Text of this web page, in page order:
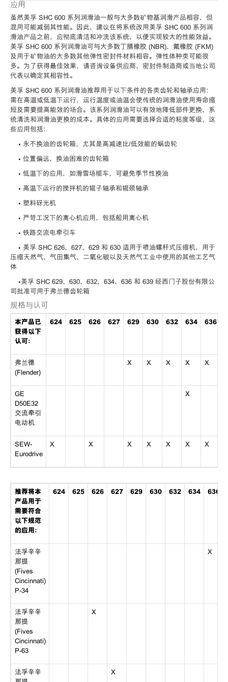
应用
虽然美孚 SHC 600 系列润滑油一般与大多数矿物基润滑产品相容，但
混用可能减弱其性能。因此，建议在将系统改用美孚 SHC 600 系列润
滑油产品之前，应彻底清洁和冲洗该系统，以便实现较大的性能效益。
美孚 SHC 600 系列润滑油可与大多数丁腈橡胶 (NBR)、氟橡胶 (FKM)
及用于矿物油的大多数其他弹性密封件材料相容。弹性体种类可能很
多。为了获得最佳效果，请咨询设备供应商、密封件制造商或当地公司
代表以确定其相容性。
美孚 SHC 600 系列润滑油推荐用于以下条件的各类齿轮和轴承应用：
需在高温或低温下运行，运行温度或油温会使传统的润滑油使用寿命缩
短及需要提高能效的场合。该系列润滑油可以有效地降低部件更换、系
统清洗和润滑油更换的成本。具体的应用需要选择合适的粘度等级，这
些应用包括：
• 永不换油的齿轮箱，尤其是高减速比/低效能的蜗齿轮
• 位置偏远、换油困难的齿轮箱
• 低温下的应用，如滑雪场缆车，可避免季节性换油
• 高温下运行的搅拌机的辊子轴承和辊颈轴承
• 塑料砑光机
• 严苛工况下的离心机应用，包括船用离心机
• 铁路交流电牵引车
• 美孚 SHC 626、627、629 和 630 适用于喷油螺杆式压缩机，用于
压缩天然气、气田集气、二氧化碳以及天然气工业中使用的其他工艺气
体
•美孚 SHC 629、630、632、634、636 和 639 经西门子股份有限公
司批准可用于弗兰德齿轮箱
规格与认可
本产品已
获得以下
认可：
624 625 626 627 629 630 632 634 636
弗兰德
(Flender)
X X X X X
GE
D50E32
交流牵引
电动机
X
SEW-
Eurodrive
X X X X X X X
推荐将本
产品用于
需要符合
以下规范
的应用：
624 625 626 627 629 630 632 634 636
法孚辛辛
那提
(Fives
Cincinnati)
P-34
X
法孚辛辛
那提
(Fives
Cincinnati)
P-63
X
法孚辛辛
X